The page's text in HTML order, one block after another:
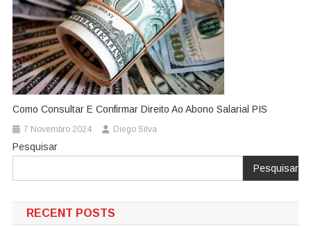
Como Consultar E Confirmar Direito Ao Abono Salarial PIS
7 Novembro 2024 Diego Silva
Pesquisar
Pesquisar
RECENT POSTS